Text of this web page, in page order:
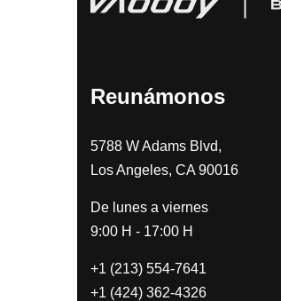
Reunámonos
5788 W Adams Blvd,
Los Angeles, CA 90016
De lunes a viernes
9:00 H - 17:00 H
+1 (213) 554-7641
+1 (424) 362-4326